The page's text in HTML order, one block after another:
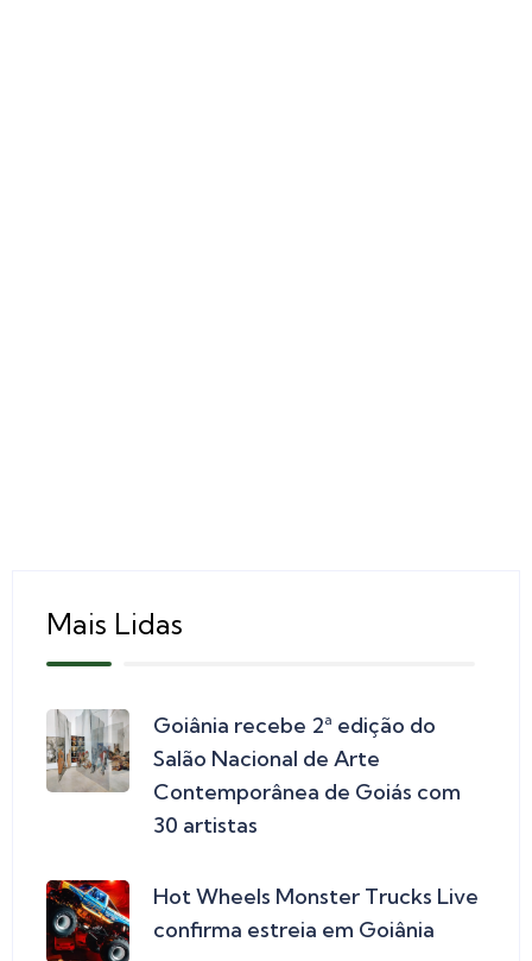
Mais Lidas
Goiânia recebe 2ª edição do
Salão Nacional de Arte
Contemporânea de Goiás com
30 artistas
Hot Wheels Monster Trucks Live
confirma estreia em Goiânia